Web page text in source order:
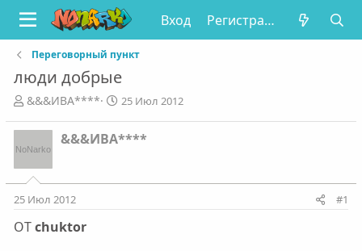
Вход Регистрация
Переговорный пункт
люди добрые
А
т
о
т
м
ы
&&&ИВА****
Д
т
а
25 Июл 2012
&&&ИВА****
25 Июл 2012 #1
ОТchuktor